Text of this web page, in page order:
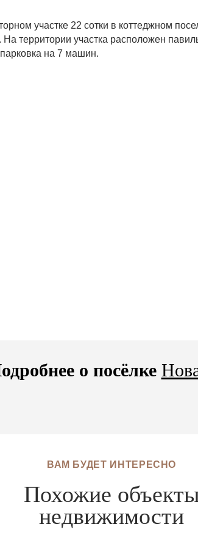
участке 22 сотки в коттеджном
территории участка расположен
на 7 машин.
о посёлке
ВАМ БУДЕТ ИНТЕРЕСНО
Похожие
недвижимости